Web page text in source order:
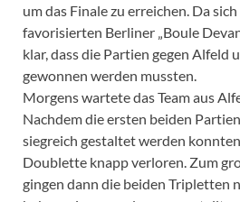
um das Finale zu erreichen. Da
favorisierten Berliner „Boule
klar, dass die Partien gegen Alfeld
gewonnen werden mussten.
Morgens wartete das Team aus
Nachdem die ersten beiden
siegreich gestaltet werden
Doublette knapp verloren. Zum
gingen dann die beiden Tripletten